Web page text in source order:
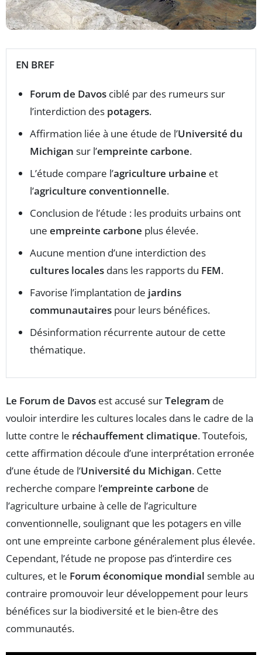
EN BREF
Forum de Davos ciblé par des rumeurs sur
l’interdiction des potagers.
Affirmation liée à une étude de l’Université du
Michigan sur l’empreinte carbone.
L’étude compare l’agriculture urbaine et
l’agriculture conventionnelle.
Conclusion de l’étude : les produits urbains ont
une empreinte carbone plus élevée.
Aucune mention d’une interdiction des
cultures locales dans les rapports du FEM.
Favorise l’implantation de jardins
communautaires pour leurs bénéfices.
Désinformation récurrente autour de cette
thématique.
Le Forum de Davos est accusé surTelegram de
vouloir interdire les cultures locales dans le cadre de la
lutte contre le réchauffement climatique. Toutefois,
cette affirmation découle d’une interprétation erronée
d’une étude de l’Université du Michigan. Cette
recherche compare l’empreinte carbone de
l’agriculture urbaine à celle de l’agriculture
conventionnelle, soulignant que les potagers en ville
ont une empreinte carbone généralement plus élevée.
Cependant, l’étude ne propose pas d’interdire ces
cultures, et le Forum économique mondial semble au
contraire promouvoir leur développement pour leurs
bénéfices sur la biodiversité et le bien-être des
communautés.